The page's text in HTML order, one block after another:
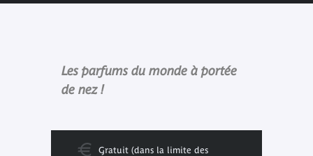
Les parfums du monde à portée
de nez !
Gratuit (dans la limite des